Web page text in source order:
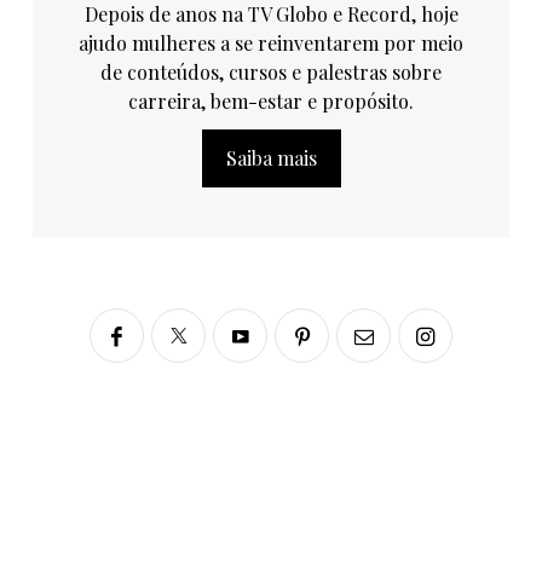
Depois de anos na TV Globo e Record, hoje
ajudo mulheres a se reinventarem por meio
de conteúdos, cursos e palestras sobre
carreira, bem-estar e propósito.
Saiba mais